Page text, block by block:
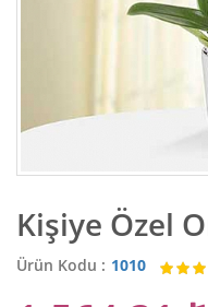
Kişiye Özel
Ürün Kodu : 1010